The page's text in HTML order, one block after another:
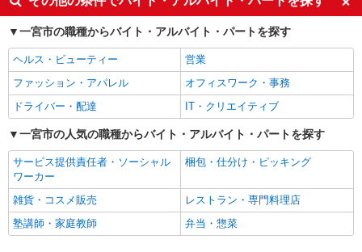
ボーナス・賞与あり
車通勤OK
交通費支給
社会保険あり
産休・育休取得実績あり
一宮市の職種からバイト・アルバイト・パートを探す
ヘルス・ビューティー
営業
ファッション・アパレル
オフィスワーク・事務
ドライバー・配達
IT・クリエイティブ
一宮市の人気の職種からバイト・アルバイト・パートを探す
サービス提供責任者・ソーシャル
ワーカー
梱包・仕分け・ピッキング
雑貨・コスメ販売
レストラン・専門料理店
塾講師・家庭教師
弁当・惣菜